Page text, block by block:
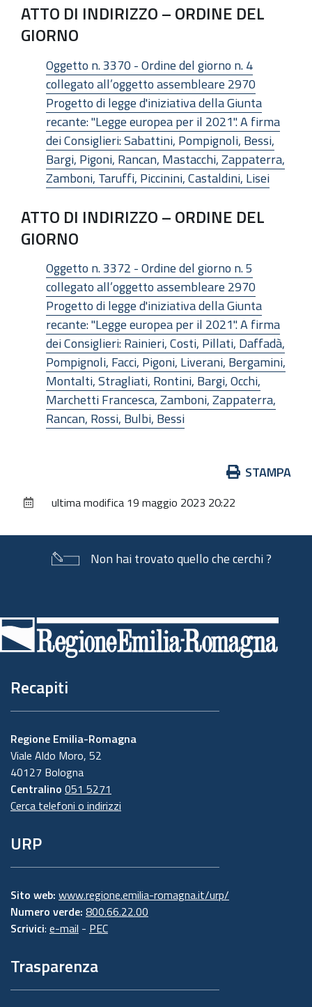
ATTO DI INDIRIZZO – ORDINE DEL
GIORNO
Oggetto n. 3370 - Ordine del giorno n. 4
collegato all’oggetto assembleare 2970
Progetto di legge d'iniziativa della Giunta
recante: "Legge europea per il 2021". A firma
dei Consiglieri: Sabattini, Pompignoli, Bessi,
Bargi, Pigoni, Rancan, Mastacchi, Zappaterra,
Zamboni, Taruffi, Piccinini, Castaldini, Lisei
ATTO DI INDIRIZZO – ORDINE DEL
GIORNO
Oggetto n. 3372 - Ordine del giorno n. 5
collegato all’oggetto assembleare 2970
Progetto di legge d'iniziativa della Giunta
recante: "Legge europea per il 2021". A firma
dei Consiglieri: Rainieri, Costi, Pillati, Daffadà,
Pompignoli, Facci, Pigoni, Liverani, Bergamini,
Montalti, Stragliati, Rontini, Bargi, Occhi,
Marchetti Francesca, Zamboni, Zappaterra,
Rancan, Rossi, Bulbi, Bessi
documento
STAMPA
ultima modifica 19 maggio 2023 20:22
Non hai trovato quello che cerchi ?
di
pagina
Recapiti
Regione Emilia-Romagna
Viale Aldo Moro, 52
40127 Bologna
Centralino 051 5271
Cerca telefoni o indirizzi
URP
Sito web: www.regione.emilia-romagna.it/urp/
Numero verde: 800.66.22.00
Scrivici: e-mail - PEC
Trasparenza